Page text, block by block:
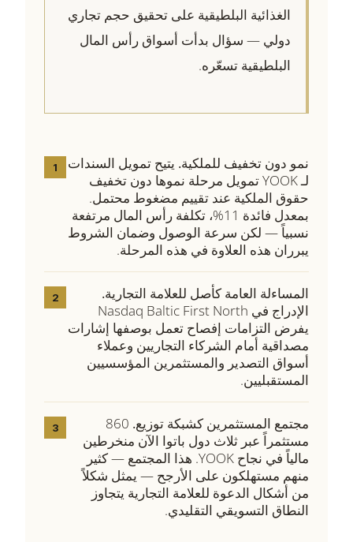
الغذائية البلطيقية على تحقيق حجم تجاري
دولي — سؤال بدأت أسواق رأس المال
البلطيقية تسعّره.
1 نمو دون تخفيف للملكية.يتيح تمويل السندات
لـ YOOK تمويل مرحلة نموها دون تخفيف
حقوق الملكية عند تقييم مضغوط محتمل.
بمعدل فائدة 11%، تكلفة رأس المال مرتفعة
نسبياً — لكن سرعة الوصول وضمان الشروط
يبرران هذه العلاوة في هذه المرحلة.
المساءلة العامة كأصل للعلامة التجارية.
الإدراج في Nasdaq Baltic First North
يفرض التزامات إفصاح تعمل بوصفها إشارات
مصداقية أمام الشركاء التجاريين وعملاء
أسواق التصدير والمستثمرين المؤسسيين
المستقبليين.
مجتمع المستثمرين كشبكة توزيع.860
مستثمراً عبر ثلاث دول باتوا الآن منخرطين
مالياً في نجاح YOOK. هذا المجتمع — كثير
منهم مستهلكون على الأرجح — يمثل شكلاً
من أشكال الدعوة للعلامة التجارية يتجاوز
النطاق التسويقي التقليدي.